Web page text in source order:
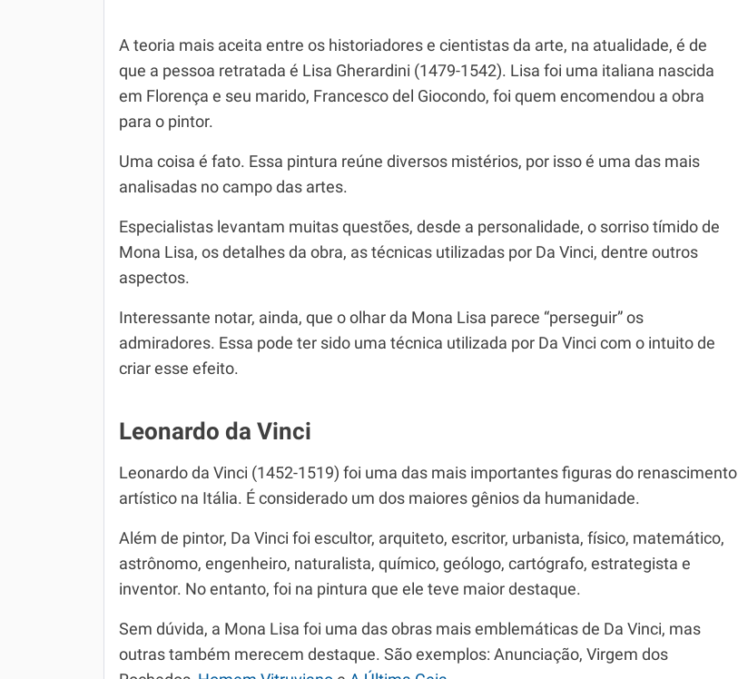
A teoria mais aceita entre os historiadores e cientistas da arte, na atualidade, é de
que a pessoa retratada é Lisa Gherardini (1479-1542). Lisa foi uma italiana nascida
em Florença e seu marido, Francesco del Giocondo, foi quem encomendou a obra
para o pintor.
Uma coisa é fato. Essa pintura reúne diversos mistérios, por isso é uma das mais
analisadas no campo das artes.
Especialistas levantam muitas questões, desde a personalidade, o sorriso tímido de
Mona Lisa, os detalhes da obra, as técnicas utilizadas por Da Vinci, dentre outros
aspectos.
Interessante notar, ainda, que o olhar da Mona Lisa parece “perseguir” os
admiradores. Essa pode ter sido uma técnica utilizada por Da Vinci com o intuito de
criar esse efeito.
Leonardo da Vinci
Leonardo da Vinci (1452-1519) foi uma das mais importantes figuras do renascimento
artístico na Itália. É considerado um dos maiores gênios da humanidade.
Além de pintor, Da Vinci foi escultor, arquiteto, escritor, urbanista, físico, matemático,
astrônomo, engenheiro, naturalista, químico, geólogo, cartógrafo, estrategista e
inventor. No entanto, foi na pintura que ele teve maior destaque.
Sem dúvida, a Mona Lisa foi uma das obras mais emblemáticas de Da Vinci, mas
outras também merecem destaque. São exemplos: Anunciação, Virgem dos